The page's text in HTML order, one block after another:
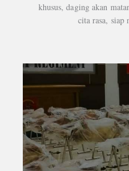
khusus, daging akan
cita rasa, siap